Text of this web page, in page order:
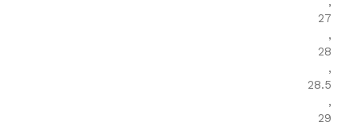
27
,
28
,
28.5
,
29